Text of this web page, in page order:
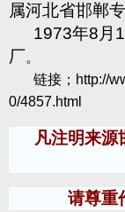
属河北省邯郸
1973年8 月
厂。
链接； http://
0/4857.html
凡注明来源
请尊重